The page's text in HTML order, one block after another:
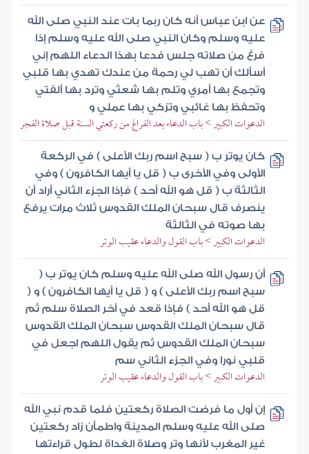
عن ابن عباس أنه كان ربما بات عند النبي صلى الله
عليه وسلم وكان النبي صلى الله عليه وسلم إذا
فرغ من صلاته جلس فدعا بهذا الدعاء اللهم إني
أسألك أن تهب لي رحمة من عندك تهدي بها قلبي
وتجمع بها أمري وتلم بها شعثي وترد بها ألفتي
وتحفظ بها غائبي وتزكي بها عملي و
الدعوات الكبير > باب الدعاء بعد الفراغ من ركعتي السنة قبل صلاة الفجر
كان يوتر ب ( سبح اسم ربك الأعلى ) في الركعة
الأولى وفي الأخرى ب ( قل يا أيها الكافرون ) وفي
الثالثة ب ( قل هو الله أحد ) فإذا الجزء الثاني أراد أن
ينصرف قال سبحان الملك القدوس ثلاث مرات يرفع
بها صوته في الثالثة
الدعوات الكبير > باب القول والدعاء عقيب الوتر
أن رسول الله صلى الله عليه وسلم كان يوتر ب (
سبح اسم ربك الأعلى ) و ( قل يا أيها الكافرون ) و (
قل هو الله أحد ) فإذا قعد في آخر الصلاة سلم ثم
قال سبحان الملك القدوس سبحان الملك القدوس
سبحان الملك القدوس ثم يقول اللهم اجعل في
قلبي نورا وفي الجزء الثاني سم
الدعوات الكبير > باب القول والدعاء عقيب الوتر
إن أول ما فرضت الصلاة ركعتين فلما قدم نبي الله
صلى الله عليه وسلم المدينة واطمأن زاد ركعتين
غير المغرب لأنها وتر وصلاة الغداة لطول قراءتها